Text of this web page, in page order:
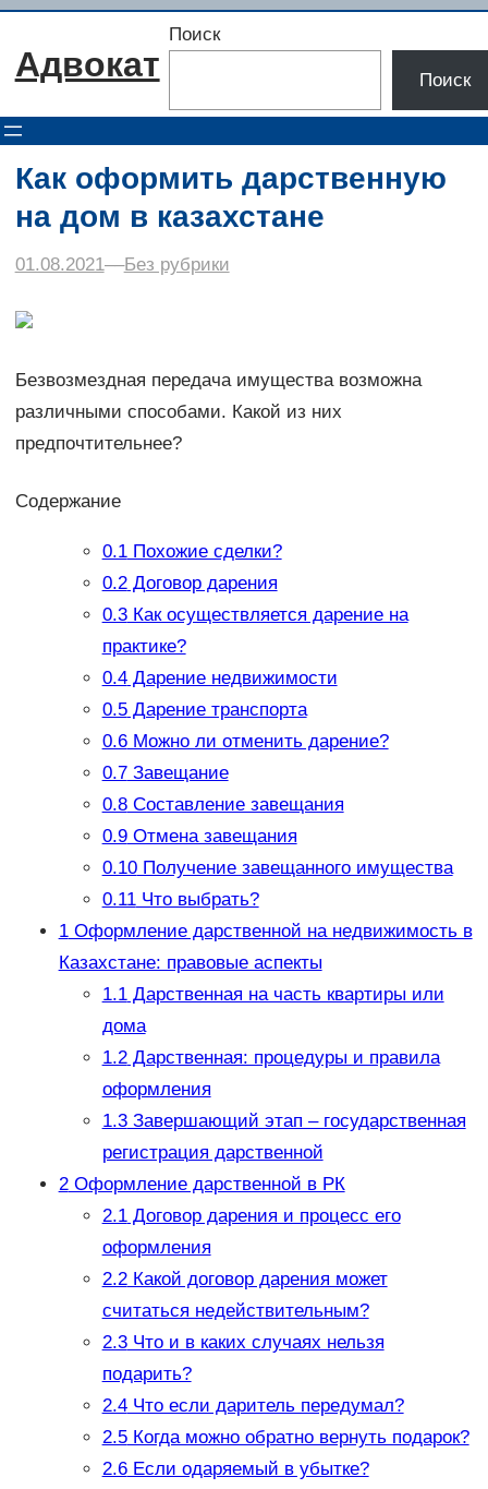
Перейти
содержимому
Адвокат
Поиск
Поиск
Как оформить дарственную
на дом в казахстане
01.08.2021––Без рубрики
Безвозмездная передача имущества возможна
различными способами. Какой из них
предпочтительнее?
Содержание
0.1Похожие сделки?
0.2Договор дарения
0.3Как осуществляется дарение на
практике?
0.4Дарение недвижимости
0.5Дарение транспорта
0.6Можно ли отменить дарение?
0.7Завещание
0.8Составление завещания
0.9Отмена завещания
0.10Получение завещанного имущества
0.11Что выбрать?
1Оформление дарственной на недвижимость в
Казахстане: правовые аспекты
1.1Дарственная на часть квартиры или
дома
1.2Дарственная: процедуры и правила
оформления
1.3Завершающий этап – государственная
регистрация дарственной
2Оформление дарственной в РК
2.1Договор дарения и процесс его
оформления
2.2Какой договор дарения может
считаться недействительным?
2.3Что и в каких случаях нельзя
подарить?
2.4Что если даритель передумал?
2.5Когда можно обратно вернуть подарок?
2.6Если одаряемый в убытке?